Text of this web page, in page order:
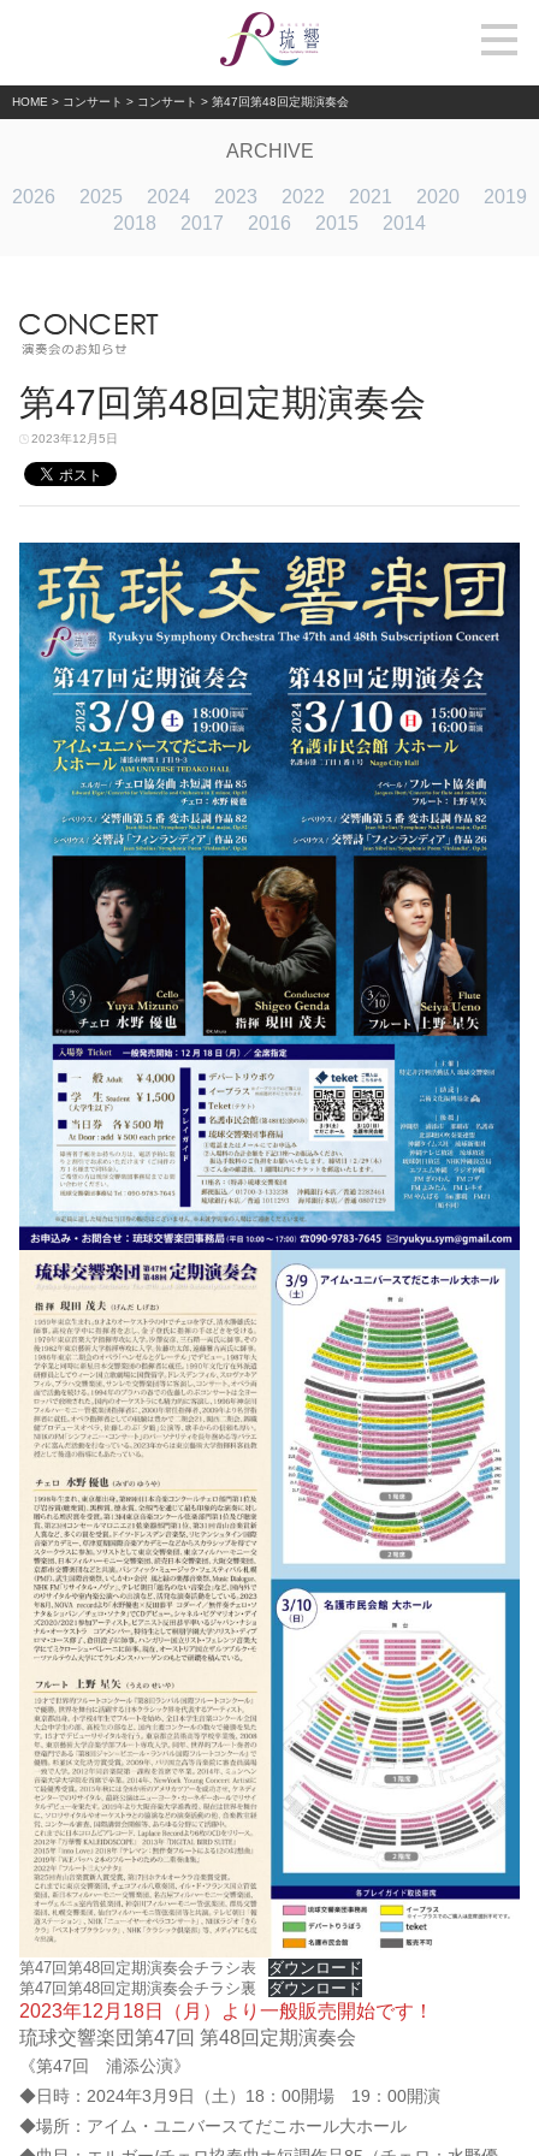
HOME > コンサート > コンサート > 第47回第48回定期演奏会
ARCHIVE
2026 2025 2024 2023 2022 2021 2020
2019
2018
2017 2016 2015 2014
第47回第48回定期演奏会
2023年12月5日
第47回第48回定期演奏会チラシ表
ダウンロード
第47回第48回定期演奏会チラシ裏
ダウンロード
2023年12月18日（月）より一般販売開始です！
琉球交響楽団第47回 第48回定期演奏会
《第47回 浦添公演》
◆日時：2024年3月9日（土）18：00開場 19：00開演
◆場所：アイム・ユニバースてだこホール大ホール